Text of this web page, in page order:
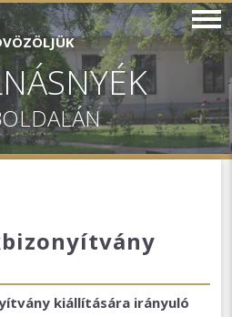
kiállítására irányuló